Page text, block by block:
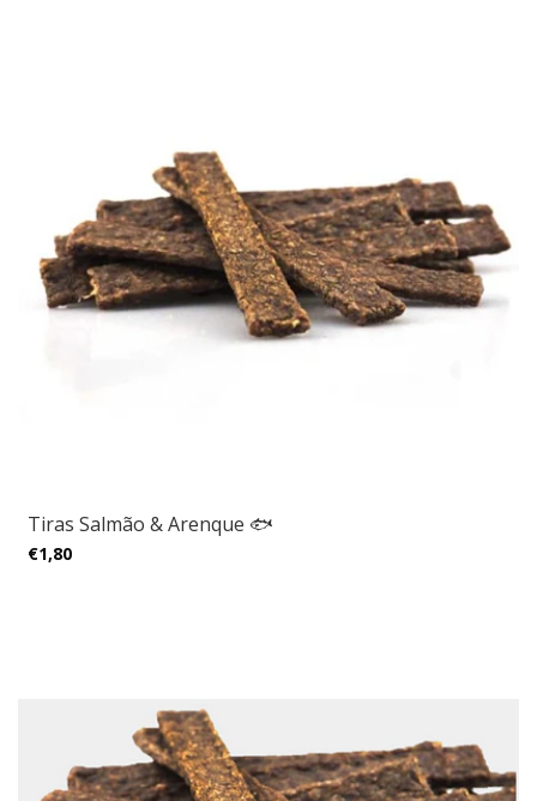
Tiras Salmão & Arenque 🐟
€1,80